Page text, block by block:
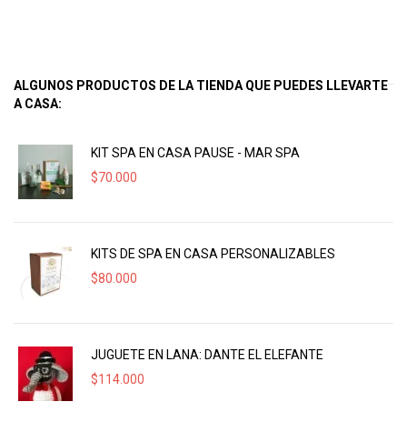
ALGUNOS PRODUCTOS DE LA TIENDA QUE PUEDES LLEVARTE
A CASA:
KIT SPA EN CASA PAUSE - MAR SPA
$70.000
KITS DE SPA EN CASA PERSONALIZABLES
$80.000
JUGUETE EN LANA: DANTE EL ELEFANTE
$114.000